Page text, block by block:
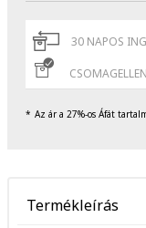
30 NAPOS
Az ár a 27%-os Áfát
Termékleírás